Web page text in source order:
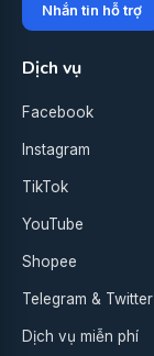
Nhắn tin hỗ trợ
Dịch vụ
Facebook
Instagram
TikTok
YouTube
Shopee
Telegram & Twitter
Dịch vụ miễn phí